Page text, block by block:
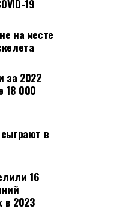
19
на месте
за 2022
18 000
в
16
в 2023